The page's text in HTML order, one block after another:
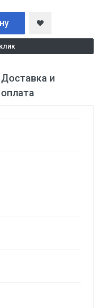
Доставка и
оплата